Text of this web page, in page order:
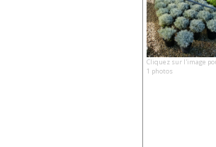
Cliquez sur l'image
1 photos